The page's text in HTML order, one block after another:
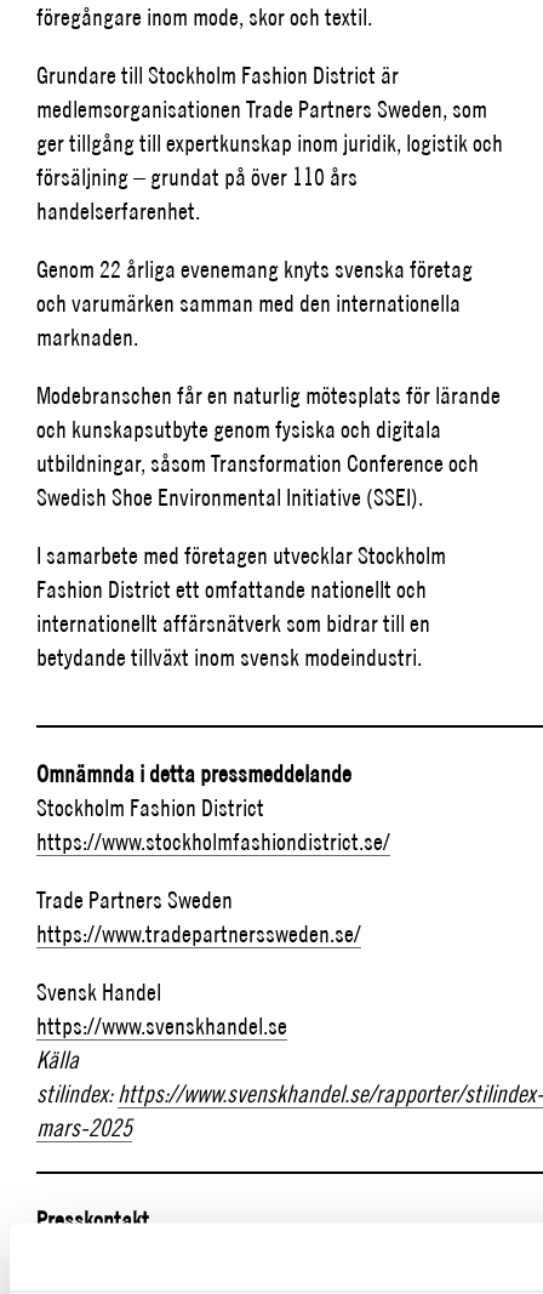
föregångare inom mode, skor och textil.
Grundare till Stockholm Fashion District är
medlemsorganisationen Trade Partners Sweden, som
ger tillgång till expertkunskap inom juridik, logistik och
försäljning – grundat på över 110 års
handelserfarenhet.
Genom 22 årliga evenemang knyts svenska företag
och varumärken samman med den internationella
marknaden.
Modebranschen får en naturlig mötesplats för lärande
och kunskapsutbyte genom fysiska och digitala
utbildningar, såsom Transformation Conference och
Swedish Shoe Environmental Initiative (SSEI).
I samarbete med företagen utvecklar Stockholm
Fashion District ett omfattande nationellt och
internationellt affärsnätverk som bidrar till en
betydande tillväxt inom svensk modeindustri.
Omnämnda i detta pressmeddelande
Stockholm Fashion District
https://www.stockholmfashiondistrict.se/
Trade Partners Sweden
https://www.tradepartnerssweden.se/
Svensk Handel
https://www.svenskhandel.se
Källa
stilindex:https://www.svenskhandel.se/rapporter/stilindex-
mars-2025
Presskontakt